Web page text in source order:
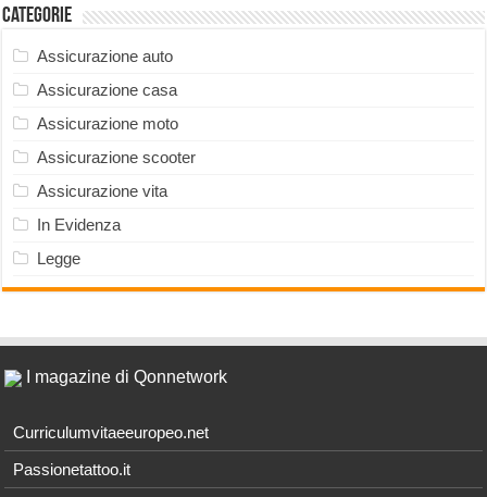
Categorie
Assicurazione auto
Assicurazione casa
Assicurazione moto
Assicurazione scooter
Assicurazione vita
In Evidenza
Legge
I magazine di Qonnetwork
Curriculumvitaeeuropeo.net
Passionetattoo.it